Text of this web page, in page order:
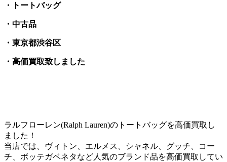
・トートバッグ
・中古品
・東京都渋谷区
・高価買取致しました
ラルフローレン(Ralph Lauren)のトートバッグを高価買取し
ました！
当店では、ヴィトン、エルメス、シャネル、グッチ、コー
チ、ボッテガベネタなど人気のブランド品を高価買取してい